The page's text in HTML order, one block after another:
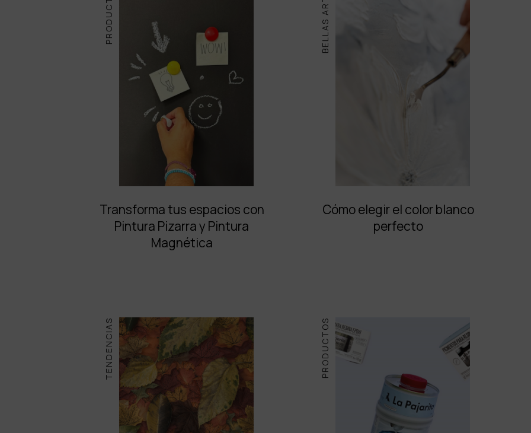
PRODUCTOS
Transforma tus espacios con
Pintura Pizarra y Pintura
Magnética
BELLAS ARTES
Cómo elegir el color blanco
perfecto
TENDENCIAS PRODUCTOS